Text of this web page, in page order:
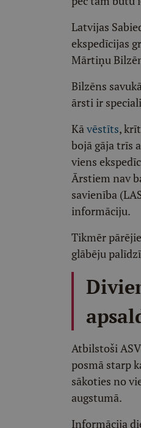
Latvijas
ekspedīcijas
Mārtiņu
Bilzēns
ārsti ir
Kāvēstīts,
bojā gāja trīs
viens
Ārstiem nav
savienība
informāciju.
Tikmēr
glābēju
Atbilstoši
posmā starp
sākoties no
augstumā.
Informācija